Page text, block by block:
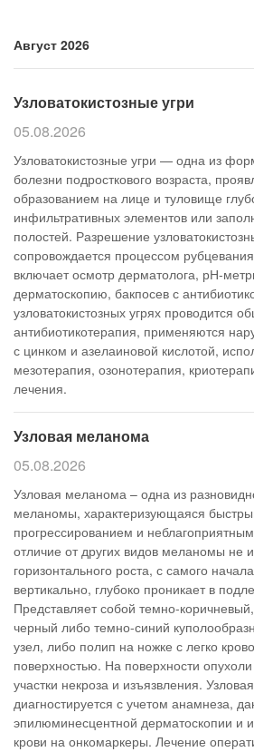
Август 2026
Узловатокистозные угри
05.08.2026
Узловатокистозные угри — одна из
болезни подросткового возраста,
образованием на лице и туловище
инфильтративных элементов или
полостей. Разрешение
сопровождается процессом
включает осмотр дерматолога, рН-
дерматоскопию, бакпосев с
узловатокистозных угрях проводится
антибиотикотерапия, применяются
с цинком и азелаиновой кислотой,
мезотерапия, озонотерапия,
лечения.
Узловая меланома
05.08.2026
Узловая меланома – одна из
меланомы, характеризующаяся
прогрессированием и
отличие от других видов меланомы не
горизонтального роста, с самого
вертикально, глубоко проникает в
Представляет собой темно-
черный либо темно-синий
узел, либо полип на ножке с легко
поверхностью. На поверхности
участки некроза и изъязвления.
диагностируется с учетом анамнеза,
эпилюминесцентной дерматоскопии и
крови на онкомаркеры. Лечение